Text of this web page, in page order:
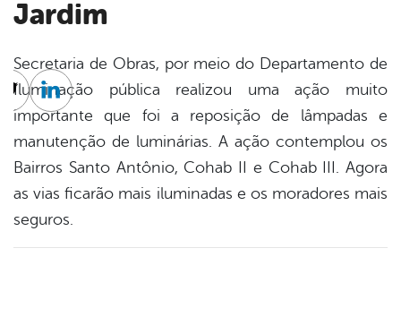
Jardim
Secretaria de Obras, por meio do Departamento de
Iluminação pública realizou uma ação muito
importante que foi a reposição de lâmpadas e
manutenção de luminárias. A ação contemplou os
Bairros Santo Antônio, Cohab II e Cohab III. Agora
as vias ficarão mais iluminadas e os moradores mais
seguros.
Twitter
Linkedin